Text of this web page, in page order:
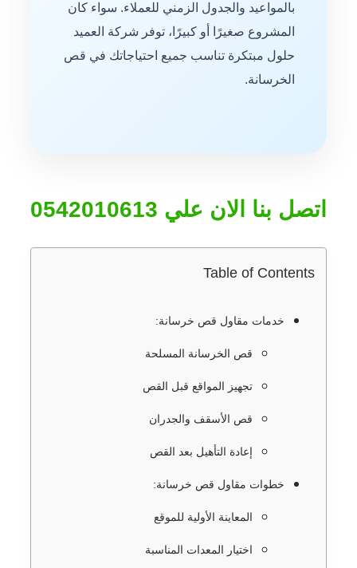
بالمواعيد والجدول الزمني للعملاء. سواء كان
المشروع صغيرًا أو كبيرًا، توفر شركة العميد
حلول مبتكرة تناسب جميع احتياجاتك في قص
الخرسانة.
اتصل بنا الان علي 0542010613
Table of Contents
خدمات مقاول قص خرسانة:
قص الخرسانة المسلحة
تجهيز المواقع قبل القص
قص الأسقف والجدران
إعادة التأهيل بعد القص
خطوات مقاول قص خرسانة:
المعاينة الأولية للموقع
اختيار المعدات المناسبة